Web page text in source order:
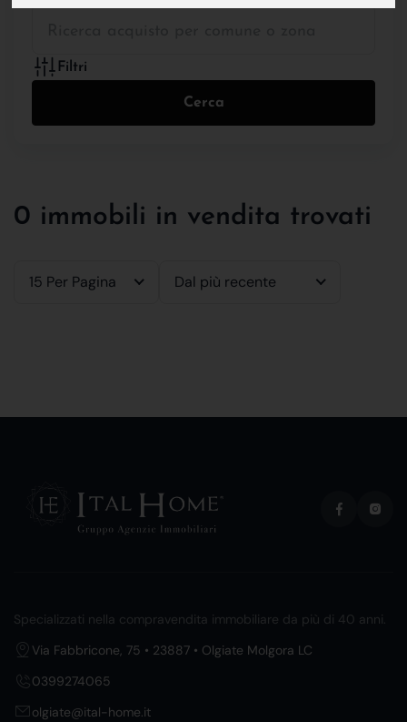
Filtri
Cerca
0 immobili in vendita trovati
15 Per Pagina Dal più recente
Specializzati nella compravendita immobiliare da più di 40 anni.
Via Fabbricone, 75 • 23887 • Olgiate Molgora LC
0399274065
olgiate@ital-home.it